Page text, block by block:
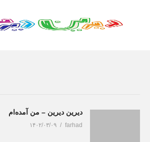
دیرین دیرین – من آمده‌ام
farhad ۱۴۰۲/۰۳/۰۹